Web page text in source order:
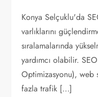
Konya Selçuklu'da
varlıklarını
sıralamalarında
yardımcı olabilir.
Optimizasyonu), web
fazla trafik […]